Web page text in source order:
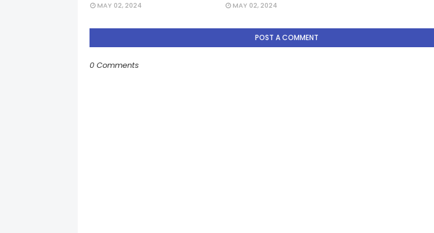
MAY 02, 2024 MAY 02, 2024
POST A COMMENT
0 Comments